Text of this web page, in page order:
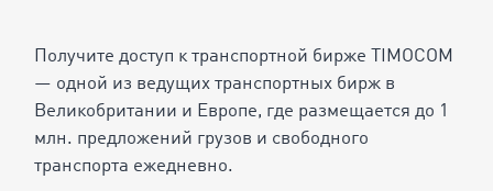
Получите доступ к транспортной бирже TIMOCOM
— одной из ведущих транспортных бирж в
Великобритании и Европе, где размещается до 1
млн. предложений грузов и свободного
транспорта ежедневно.